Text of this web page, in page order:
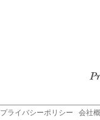
プライバシーポリシー 会社